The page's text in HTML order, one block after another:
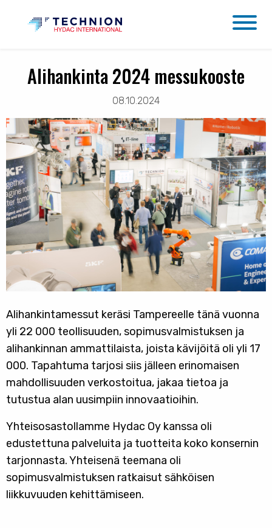
Alihankinta 2024 messukooste
08.10.2024
Alihankintamessut keräsi Tampereelle tänä vuonna
yli 22 000 teollisuuden, sopimusvalmistuksen ja
alihankinnan ammattilaista, joista kävijöitä oli yli 17
000. Tapahtuma tarjosi siis jälleen erinomaisen
mahdollisuuden verkostoitua, jakaa tietoa ja
tutustua alan uusimpiin innovaatioihin.
Yhteisosastollamme Hydac Oy kanssa oli
edustettuna palveluita ja tuotteita koko konsernin
tarjonnasta. Yhteisenä teemana oli
sopimusvalmistuksen ratkaisut sähköisen
liikkuvuuden kehittämiseen.